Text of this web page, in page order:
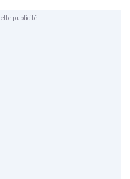
publicité